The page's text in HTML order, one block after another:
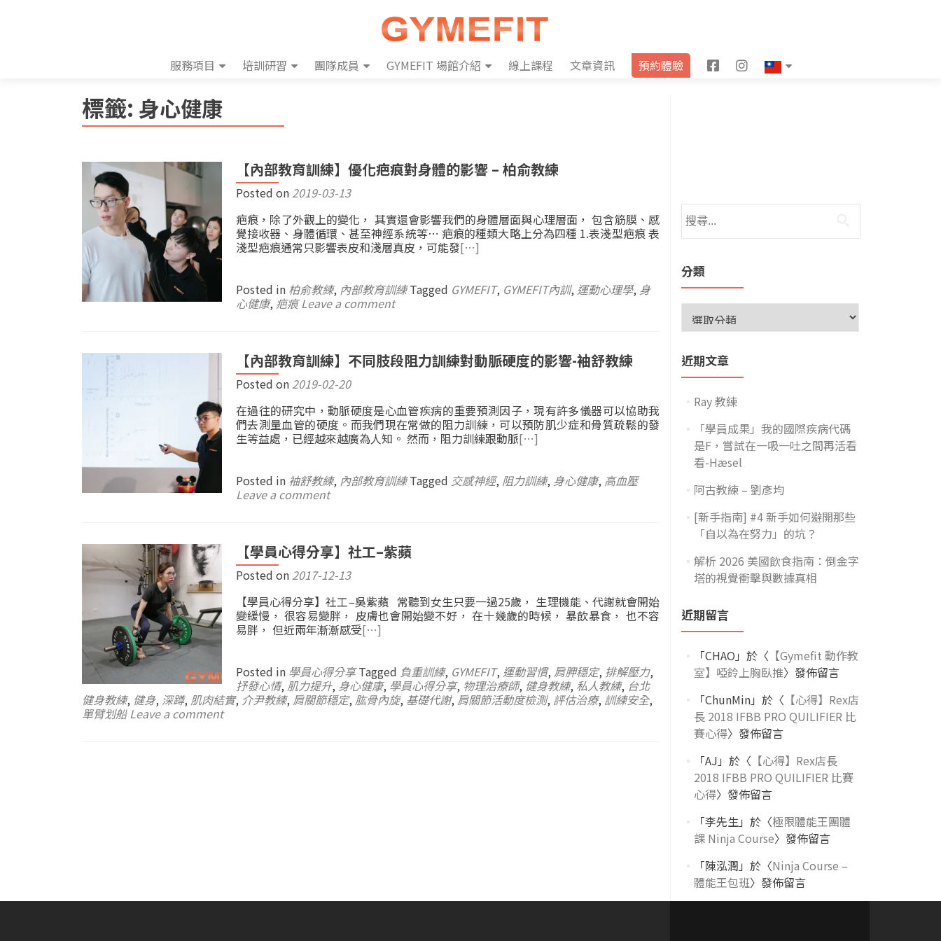
服務項目 培訓研習 團隊成員 GYMEFIT 場館介紹 線上課程 文章資訊 預約體驗
F
k
I
a
標籤: 身心健康
【內部教育訓練】優化疤痕對身體的影響 – 柏俞教練
Posted on 2019-03-13
疤痕，除了外觀上的變化， 其實還會影響我們的身體層面與心理層面， 包含筋膜、感
覺接收器、身體循環、甚至神經系統等⋯ 疤痕的種類大略上分為四種 1.表淺型疤痕 表
淺型疤痕通常只影響表皮和淺層真皮，可能發[…]
Posted in 柏俞教練, 內部教育訓練 Tagged GYMEFIT, GYMEFIT內訓, 運動心理學, 身
心健康, 疤痕 Leave a comment
【內部教育訓練】不同肢段阻力訓練對動脈硬度的影響-袖舒教練
Posted on 2019-02-20
在過往的研究中，動脈硬度是心血管疾病的重要預測因子，現有許多儀器可以協助我
們去測量血管的硬度。而我們現在常做的阻力訓練，可以預防肌少症和骨質疏鬆的發
生等益處，已經越來越廣為人知。 然而，阻力訓練跟動脈[…]
Posted in 袖舒教練, 內部教育訓練 Tagged 交感神經, 阻力訓練, 身心健康, 高血壓
Leave a comment
【學員心得分享】社工–紫蘋
Posted on 2017-12-13
【學員心得分享】社工–吳紫蘋 常聽到女生只要一過25歲， 生理機能、代謝就會開始
變緩慢， 很容易變胖， 皮膚也會開始變不好， 在十幾歲的時候， 暴飲暴食， 也不容
易胖， 但近兩年漸漸感受[…]
Posted in 學員心得分享 Tagged 負重訓練, GYMEFIT, 運動習慣, 肩胛穩定, 排解壓力,
抒發心情, 肌力提升, 身心健康, 學員心得分享, 物理治療師, 健身教練, 私人教練, 台北
健身教練, 健身, 深蹲, 肌肉結實, 介尹教練, 肩關節穩定, 肱骨內旋, 基礎代謝, 肩關節活動度檢測, 評估治療, 訓練安全,
單臂划船 Leave a comment
分類
近期文章
Ray 教練
「學員成果」我的國際疾病代碼
是F，嘗試在一吸一吐之間再活看
看-Hæsel
阿古教練 – 劉彥均
[新手指南] #4 新手如何避開那些
「自以為在努力」的坑？
解析 2026 美國飲食指南：倒金字
塔的視覺衝擊與數據真相
近期留言
「CHAO 」於〈 【Gymefit 動作教
室】啞鈴上胸臥推〉發佈留言
「ChunMin」於〈 【心得】Rex店
長 2018 IFBB PRO QUILIFIER 比
賽心得〉發佈留言
「AJ 」於〈 【心得】Rex店長
2018 IFBB PRO QUILIFIER 比賽
心得〉發佈留言
「李先生」於〈極限體能王團體
課 Ninja Course〉發佈留言
「陳泓潤 」於〈Ninja Course –
體能王包班〉發佈留言